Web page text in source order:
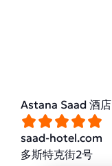
Astana Saad 酒店
saad-hotel.com
多斯特克街2号